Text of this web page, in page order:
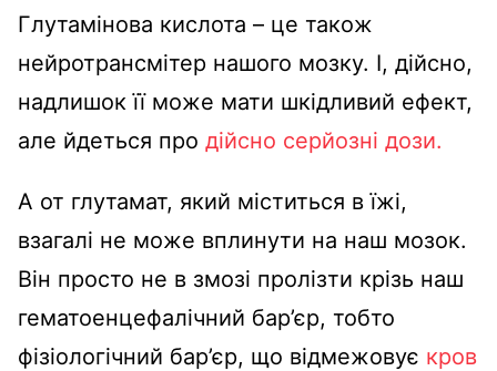
Глутамінова кислота – це також
нейротрансмітер нашого мозку. І, дійсно,
надлишок її може мати шкідливий ефект,
але йдеться про дійсно серйозні дози.
А от глутамат, який міститься в їжі,
взагалі не може вплинути на наш мозок.
Він просто не в змозі пролізти крізь наш
гематоенцефалічний бар’єр, тобто
фізіологічний бар’єр, що відмежовує кров